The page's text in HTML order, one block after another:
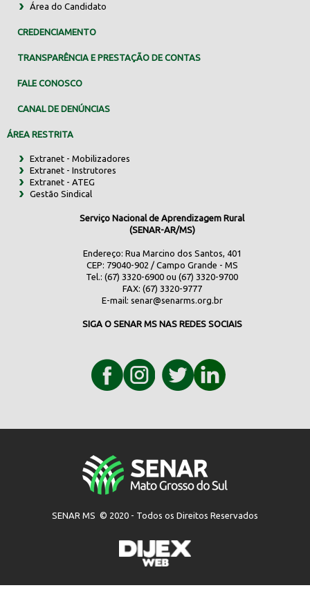
Área do Candidato
CREDENCIAMENTO
TRANSPARÊNCIA E PRESTAÇÃO DE CONTAS
FALE CONOSCO
CANAL DE DENÚNCIAS
ÁREA RESTRITA
Extranet - Mobilizadores
Extranet - Instrutores
Extranet - ATEG
Gestão Sindical
Serviço Nacional de Aprendizagem Rural
(SENAR-AR/MS)
Endereço: Rua Marcino dos Santos, 401
CEP: 79040-902 / Campo Grande - MS
Tel.: (67) 3320-6900 ou (67) 3320-9700
FAX: (67) 3320-9777
E-mail: senar@senarms.org.br
SIGA O SENAR MS NAS REDES SOCIAIS
SENAR MS © 2020 - Todos os Direitos Reservados